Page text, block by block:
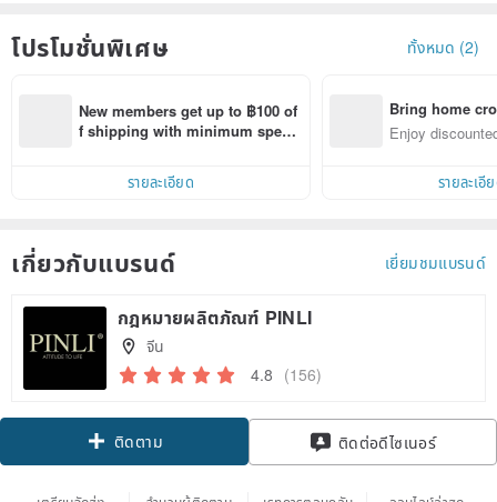
โปรโมชั่นพิเศษ ทั้งหมด (2)
New members get up to ฿100 of
f shipping with minimum spen
within 7 days!
รายละเอียด
Bring home
n with ease
Enjoy
รายละเอี
เกี่ยวกับแบรนด์ เยี่ยมชมแบรนด์
กฎหมายผลิตภัณฑ์ PINLI
จีน
4.8 (156)
ติดตาม ติดต่อดีไซเนอร์